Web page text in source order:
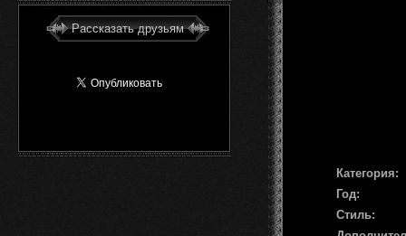
Рассказать друзьям
Категория:
Год:
Стиль: